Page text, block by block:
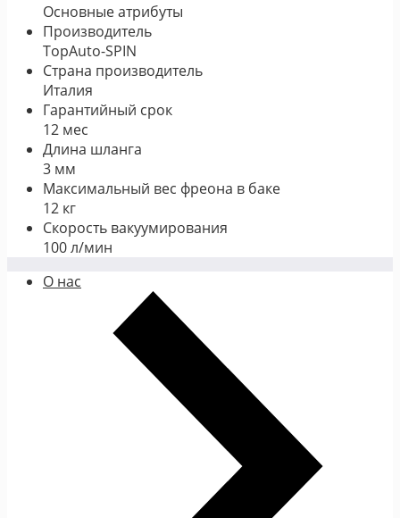
Основные атрибуты
Производитель
TopAuto-SPIN
Страна производитель
Италия
Гарантийный срок
12 мес
Длина шланга
3 мм
Максимальный вес фреона в баке
12 кг
Скорость вакуумирования
100 л/мин
О нас